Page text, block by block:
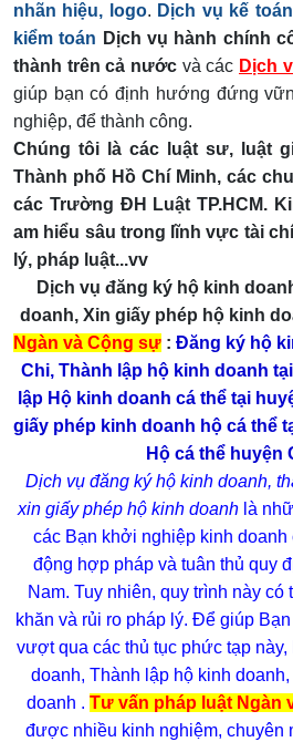
nhãn hiệu, logo. Dịch vụ kế
kiểm toán Dịch vụ hành chính
thành trên cả nước và các Dịch
giúp bạn có định hướng đứng
nghiệp, để thành công.
Chúng tôi là các luật sư, luật
Thành phố Hồ Chí Minh, các
các Trường ĐH Luật TP.HCM.
am hiểu sâu trong lĩnh vực tài
lý, pháp luật...vv
Dịch vụ đăng ký hộ kinh
doanh, Xin giấy phép hộ kinh
Ngàn và Cộng sự : Đăng ký hộ
Chi, Thành lập hộ kinh doanh
lập Hộ kinh doanh cá thể tại
giấy phép kinh doanh hộ cá thể
Hộ cá thể huyện
Dịch vụ đăng ký hộ kinh doanh,
xin giấy phép hộ kinh doanhlà
các Bạn khởi nghiệp kinh
động hợp pháp và tuân thủ quy
Nam. Tuy nhiên, quy trình này
khăn và rủi ro pháp lý. Để giúp
vượt qua các thủ tục phức tạp
doanh, Thành lập hộ kinh
doanh . Tư vấn pháp luật Ngàn
được nhiều kinh nghiệm, chuyên